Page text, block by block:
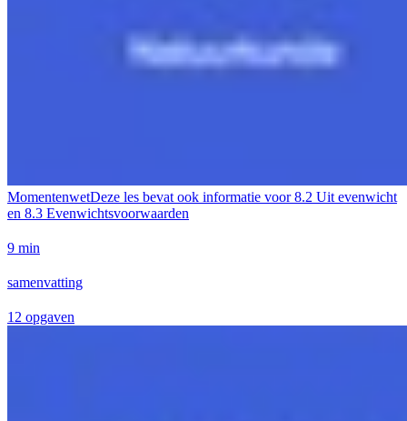
MomentenwetDeze les bevat ook informatie voor 8.2 Uit evenwicht
en 8.3 Evenwichtsvoorwaarden
9 min
samenvatting
12 opgaven